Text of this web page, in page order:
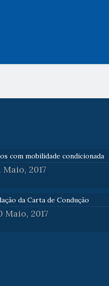
com mobilidade condicionada
Maio, 2017
da Carta de Condução
Maio, 2017